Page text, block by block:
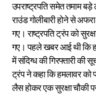
उपराष्ट्रपति समेत तमाम
राउंड गोलीबारी होने से
गए। राष्ट्रपति ट्रंप को
गए। पहले खबर आई थी कि
में संदिग्ध की गिरफ्तारी की
ट्रंप ने कहा कि हमलावर
लैस होकर एक सुरक्षा चौकी